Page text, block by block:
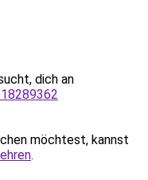
dich an
möchtest, kannst
.